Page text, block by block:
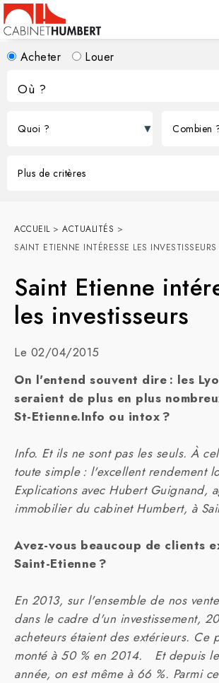
Acheter Louer
ACCUEIL> ACTUALITÉS >
SAINT ETIENNE INTÉRESSE LES INVESTISSEURS
Saint Etienne
les investisseurs
Le 02/04/2015
On l'entend souvent dire : les
seraient de plus en plus
St-Etienne.Info ou intox ?
Info. Et ils ne sont pas les seuls. À
toute simple : l'excellent rendement
Explications avec Hubert Guignand,
immobilier du cabinet Humbert, à
Avez-vous beaucoup de clients
Saint-Etienne ?
En 2013, sur l'ensemble de nos
dans le cadre d'un investissement,
acheteurs étaient des extérieurs. Ce
monté à 50 % en 2014. Et depuis
année, on est même à 66 %. Parmi